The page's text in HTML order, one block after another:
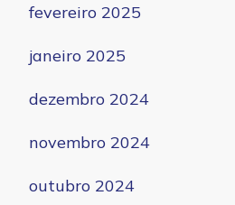
fevereiro 2025
janeiro 2025
dezembro 2024
novembro 2024
outubro 2024